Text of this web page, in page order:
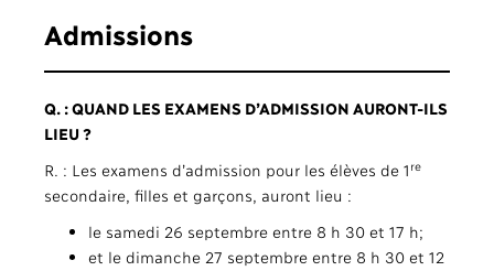
Admissions
Q. : QUAND LES EXAMENS D’ADMISSION AURONT-ILS
LIEU ?
R. : Les examens d’admission pour les élèves de 1 re
secondaire, filles et garçons, auront lieu :
le samedi 26 septembre entre 8 h 30 et 17 h;
et le dimanche 27 septembre entre 8 h 30 et 12